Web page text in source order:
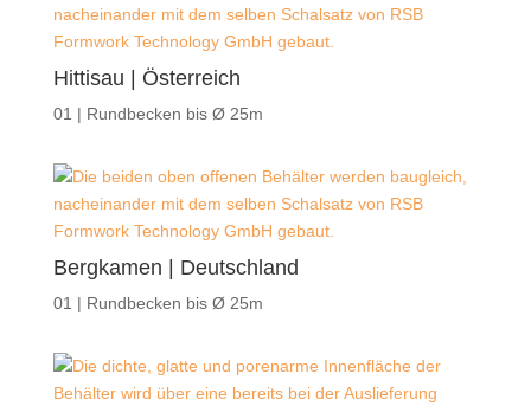
Hittisau | Österreich
01 | Rundbecken bis Ø 25m
Bergkamen | Deutschland
01 | Rundbecken bis Ø 25m